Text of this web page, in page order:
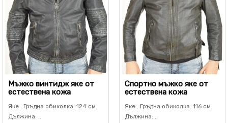
Мъжко винтидж яке от
естествена кожа
Яке . Гръдна обиколка: 124 см.
Дължина: ..
Спортно мъжко яке от
естествена кожа
Яке . Гръдна обиколка: 116 см.
Дължина: ..